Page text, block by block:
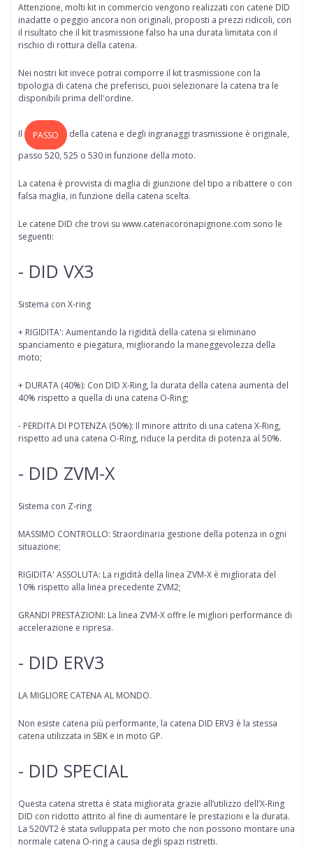
Attenzione, molti kit in commercio vengono realizzati con catene DID
inadatte o peggio ancora non originali, proposti a prezzi ridicoli, con
il risultato che il kit trasmissione falso ha una durata limitata con il
rischio di rottura della catena.
Nei nostri kit invece potrai comporre il kit trasmissione con la
tipologia di catena che preferisci, puoi selezionare la catena tra le
disponibili prima dell'ordine.
Il PASSO della catena e degli ingranaggi trasmissione è originale,
passo 520, 525 o 530 in funzione della moto.
La catena è provvista di maglia di giunzione del tipo a ribattere o con
falsa maglia, in funzione della catena scelta.
Le catene DID che trovi su www.catenacoronapignone.com sono le
seguenti:
- DID VX3
Sistema con X-ring
+ RIGIDITA': Aumentando la rigidità della catena si eliminano
spanciamento e piegatura, migliorando la maneggevolezza della
moto;
+ DURATA (40%): Con DID X-Ring, la durata della catena aumenta del
40% rispetto a quella di una catena O-Ring;
- PERDITA DI POTENZA (50%): Il minore attrito di una catena X-Ring,
rispetto ad una catena O-Ring, riduce la perdita di potenza al 50%.
- DID ZVM-X
Sistema con Z-ring
MASSIMO CONTROLLO: Straordinaria gestione della potenza in ogni
situazione;
RIGIDITA' ASSOLUTA: La rigidità della linea ZVM-X è migliorata del
10% rispetto alla linea precedente ZVM2;
GRANDI PRESTAZIONI: La linea ZVM-X offre le migliori performance di
accelerazione e ripresa.
- DID ERV3
LA MIGLIORE CATENA AL MONDO.
Non esiste catena più performante, la catena DID ERV3 è la stessa
catena utilizzata in SBK e in moto GP.
- DID SPECIAL
Questa catena stretta è stata migliorata grazie all’utilizzo dell’X-Ring
DID con ridotto attrito al fine di aumentare le prestazioni e la durata.
La 520VT2 è stata sviluppata per moto che non possono montare una
normale catena O-ring a causa degli spazi ristretti.